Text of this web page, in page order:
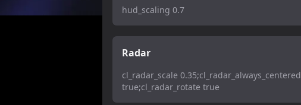
hud_scaling 0.7
Radar
cl_radar_scale 0.35;cl_radar_always_centered
true;cl_radar_rotate true